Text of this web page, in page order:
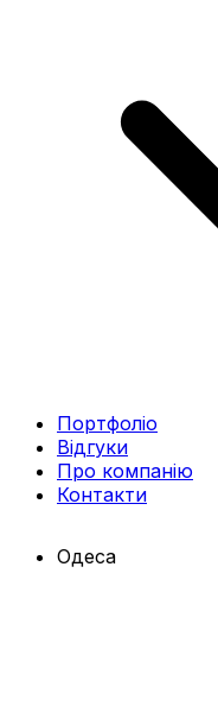
Портфоліо
Відгуки
Про компанію
Контакти
Одеса